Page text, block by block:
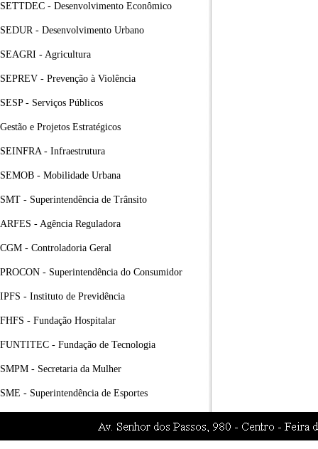
SETTDEC - Desenvolvimento Econômico
SEDUR - Desenvolvimento Urbano
SEAGRI - Agricultura
SEPREV - Prevenção à Violência
SESP - Serviços Públicos
Gestão e Projetos Estratégicos
SEINFRA - Infraestrutura
SEMOB - Mobilidade Urbana
SMT - Superintendência de Trânsito
ARFES - Agência Reguladora
CGM - Controladoria Geral
PROCON - Superintendência do Consumidor
IPFS - Instituto de Previdência
FHFS - Fundação Hospitalar
FUNTITEC - Fundação de Tecnologia
SMPM - Secretaria da Mulher
SME - Superintendência de Esportes